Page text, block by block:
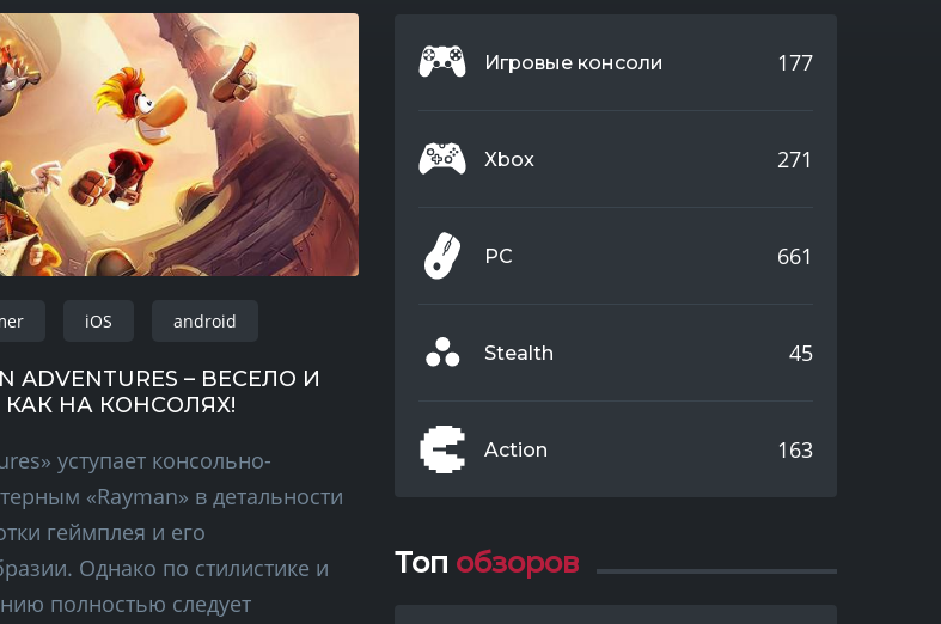
iOS android
ADVENTURES – ВЕСЕЛО И
НА КОНСОЛЯХ!
уступает консольно-
«Rayman» в детальности
геймплея и его
Однако по стилистике и
полностью следует
Игровые консоли 177
Xbox 271
PC 661
Stealth 45
Action 163
Топ обзоров